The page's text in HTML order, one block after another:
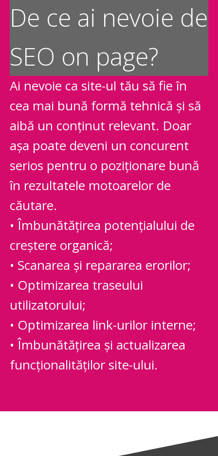
De ce ai nevoie de
SEO on page?
Ai nevoie ca site-ul tău să fie în
cea mai bună formă tehnică și să
aibă un conținut relevant. Doar
așa poate deveni un concurent
serios pentru o poziționare bună
în rezultatele motoarelor de
căutare.
• Îmbunătățirea potențialului de
creștere organică;
• Scanarea și repararea erorilor;
• Optimizarea traseului
utilizatorului;
• Optimizarea link-urilor interne;
• Îmbunătățirea și actualizarea
funcționalităților site-ului.